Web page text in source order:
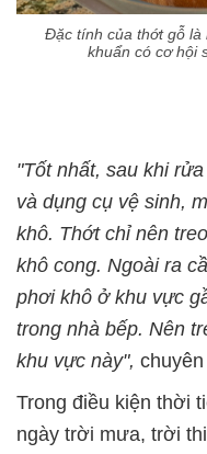
Đặc tính của thớt gỗ là
khuẩn có cơ hội
"Tốt nhất, sau khi
và dụng cụ vệ sinh,
khô. Thớt chỉ nên
khô cong. Ngoài ra
phơi khô ở khu vực
trong nhà bếp. Nên
khu vực này",
Trong điều kiện thời
ngày trời mưa, trời